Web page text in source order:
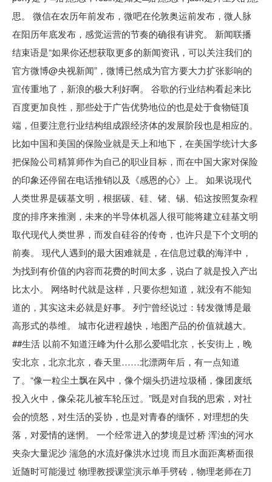
思。 微信在农历年前发布，微吧在伦敦奥运前发布，微人脉
在阳历年底发布，感觉运营的节奏的确很有讲究。 新闻联播
结束语是“如果你还想获取更多的新闻资讯，可以关注我们的
官方微博@央视新闻”，微博已然成为官方要大力扩张影响的
宣传重地了，新浪的极大利好啊。 谷歌的行业结构看起来比
百度更加良性，那些处于广告优势地位的也是处于食物链顶
端，但要注意行业结构组成跟经济体的发展阶段也是相应的。
比如中国和美国的保险业就是天上和地下，在美国学统计大多
把保险公司精算师作为自己的职业目标，而在中国大家对保险
的印象还停留在电话推销以及《感恩的心》上。 如果说现代
人类世界是碳基文明，根据碳、硅、锗、锡、铅这按照复杂程
度的排序来推测，未来的半导体机器人很可能将建立硅基文明
取代现代人类世界，而发自硅谷的传奇，也许只是下个文明的
前奏。 现代人遇到的最大困难就是，在信息过载的海洋中，
为找到有价值的内容而花费的时间太多，说白了就是投入产出
比太小。 网络时代就是这样，只要你想知道，就没有不能知
道的，其实这未必就是好事。 列宁曾经说过：转发微博是最
高形式的恭维。 城市化进程越快，地图产品的价值就越大。
##生活 以前不知道汪峰为什么那么爱唱北京，长安街上，晚
安北京，北京北京，春天里……北漂两年后，有一点知道
了。“像一粒尘土飘在风中，像个烟头扔进垃圾桶，像团废纸
投入火中，像朵花儿被车轮压过。”既是对自我的思索，对社
会的愤怒，对生活的妥协，也是对青春的缅怀，对理想的失
落，对爱情的迷惘。 一个经常进入的梦境是过桥 浑浊的河水
夹杂大量泥沙 湍急的水流好像洪水过境 而且水面距离桥面很
近随时可能漫过 物理教授课堂演示单手劈砖，物理老师在刀